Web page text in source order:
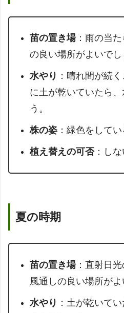
苗の置き場：雨の当た
の良い場所がよいでし
水やり ：晴れ間が続
に土が乾いていたら
う。
株の姿：緑色をしてい
植え替えの可否：しな
夏の時期
苗の置き場：直射日
風通しの良い場所がよ
水やり ：土が乾いて